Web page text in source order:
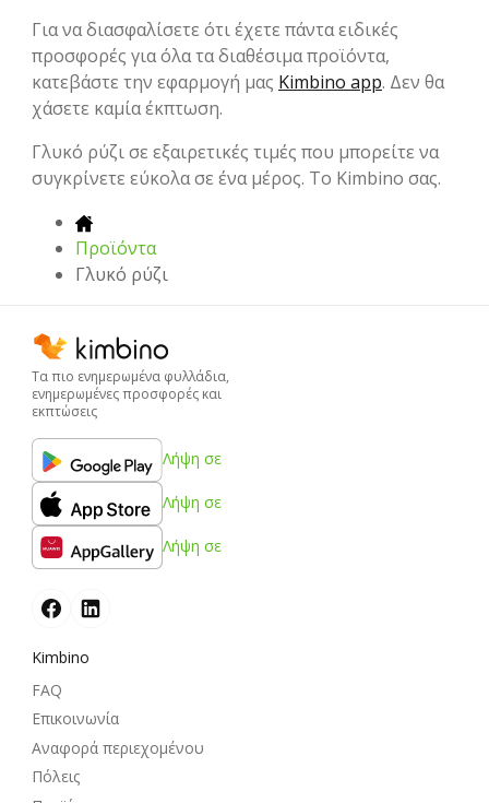
Για να διασφαλίσετε ότι έχετε πάντα ειδικές
προσφορές για όλα τα διαθέσιμα προϊόντα,
κατεβάστε την εφαρμογή μας Kimbino app. Δεν θα
χάσετε καμία έκπτωση.
Γλυκό ρύζι σε εξαιρετικές τιμές που μπορείτε να
συγκρίνετε εύκολα σε ένα μέρος. Το Kimbino σας.
Προϊόντα
Γλυκό ρύζι
Τα πιο ενημερωμένα φυλλάδια,
ενημερωμένες προσφορές και
εκπτώσεις
Λήψη σε
Λήψη σε
Λήψη σε
Kimbino
FAQ
Επικοινωνία
Αναφορά περιεχομένου
Πόλεις